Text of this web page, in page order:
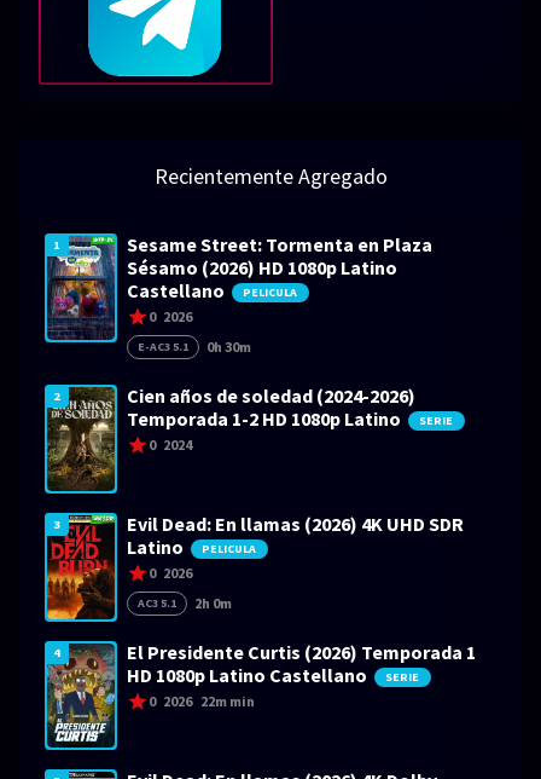
Recientemente Agregado
1
Sesame Street: Tormenta en Plaza
Sésamo (2026) HD 1080p Latino
Castellano
PELICULA
0 2026
E-AC3 5.1 0h 30m
2
Cien años de soledad (2024-2026)
Temporada 1-2 HD 1080p Latino
SERIE
0 2024
3
Evil Dead: En llamas (2026) 4K UHD SDR
Latino
PELICULA
0 2026
AC3 5.1 2h 0m
4
El Presidente Curtis (2026) Temporada 1
HD 1080p Latino Castellano
SERIE
0 2026 22m min